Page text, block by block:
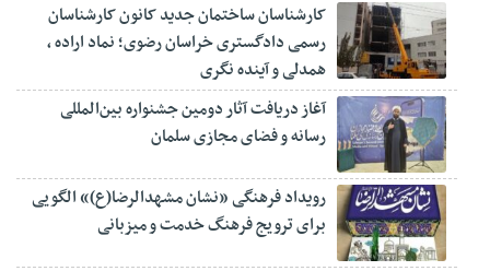
کارشناسان ساختمان جدید کانون کارشناسان
رسمی دادگستری خراسان رضوی؛ نماد اراده ،
همدلی و آینده نگری
آغاز دریافت آثار دومین جشنواره بین‌المللی
رسانه و فضای مجازی سلمان
رویداد فرهنگی «نشان مشهدالرضا(ع)» الگویی
برای ترویج فرهنگ خدمت و میزبانی